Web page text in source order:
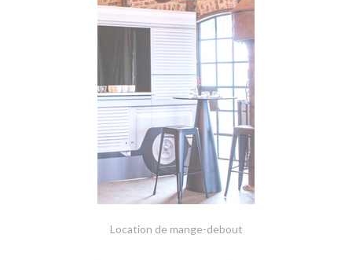
Location de mange-debout